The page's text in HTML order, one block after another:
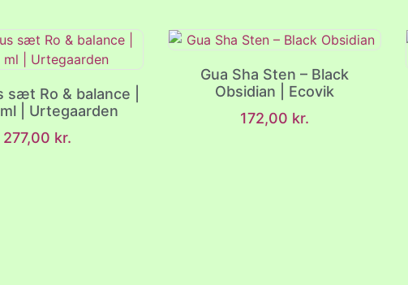
sæt Ro & balance |
| Urtegaarden
277,00 kr.
Gua Sha Sten – Black
Obsidian | Ecovik
172,00 kr.